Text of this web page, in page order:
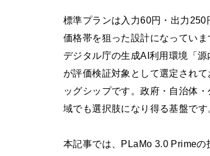
標準プランは入力60円・出力
価格帯を狙った設計になっていま
デジタル庁の生成AI利用環境「
が評価検証対象として選定され
ッグシップです。政府・自治体
域でも選択肢になり得る基盤です
本記事では、PLaMo 3.0 Prime